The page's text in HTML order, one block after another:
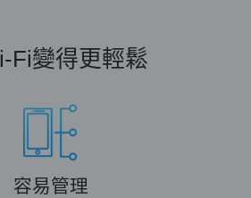
Fi變得更輕鬆
容易管理